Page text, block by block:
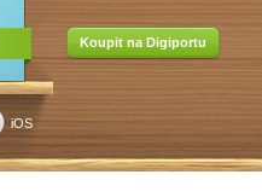
iOS
Koupit na Digiportu